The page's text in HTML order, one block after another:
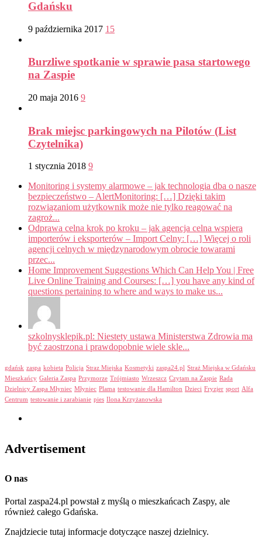
Gdańsku
9 października 2017 15
Burzliwe spotkanie w sprawie pasa startowego
na Zaspie
20 maja 2016 9
Brak miejsc parkingowych na Pilotów (List
Czytelnika)
1 stycznia 2018 9
Monitoring i systemy alarmowe – jak technologia dba o nasze
bezpieczeństwo – AlertMonitoring: […] Dzięki takim
rozwiązaniom użytkownik może nie tylko reagować na
zagroż...
Odprawa celna krok po kroku – jak agencja celna wspiera
importerów i eksporterów – Import Celny: […] Więcej o roli
agencji celnych w międzynarodowym obrocie towarami
przec...
Home Improvement Suggestions Which Can Help You | Free
Live Online Training and Courses: […] you have any kind of
questions pertaining to where and ways to make us...
szkolnysklepik.pl: Niestety ustawa Ministerstwa Zdrowia ma
być zaostrzona i prawdopobnie wiele skle...
gdańsk zaspa kobieta Policja Straz Miejska Kosmetyki zaspa24.pl Straż Miejska w Gdańsku
Mieszkańcy Galeria Zaspa Przymorze Trójmiasto Wrzeszcz Czytam na Zaspie Rada
Dzielnicy Zaspa Młyniec Młyniec Plama testowanie dla Hamilton Dzieci Fryzjer sport Alfa
Centrum testowanie i zarabianie pies Ilona Krzyżanowska
Advertisement
O nas
Portal zaspa24.pl powstał z myślą o mieszkańcach Zaspy, ale
również całego Gdańska.
Znajdziecie tutaj informacje dotyczące naszej dzielnicy.